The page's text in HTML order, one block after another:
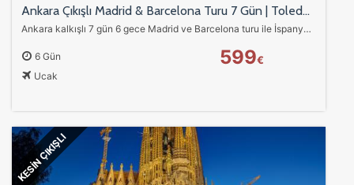
Ankara Çıkışlı Madrid & Barcelona Turu 7 Gün | Toledo, Segovia, Andorra Keşifleri
Ankara kalkışlı 7 gün 6 gece Madrid ve Barcelona turu ile İspanya’nın kültür, sanat ve mimari hazinelerini keşfedin. Toledo, Segovia, Ávila, Zaragoza, Girona ve…
6 Gün
Ucak
599€
KESİN ÇIKIŞLI